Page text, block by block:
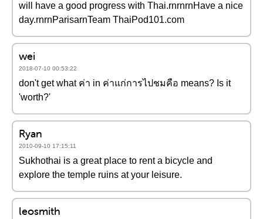
will have a good progress with Thai.rnrnrnHave a nice
day.rnrnParisarnTeam ThaiPod101.com
wei
2018-07-10 00:53:22
don't get what ค่า in ค่าแก่การไปชมคือ means? Is it
'worth?'
Ryan
2010-09-10 17:15:11
Sukhothai is a great place to rent a bicycle and
explore the temple ruins at your leisure.
leosmith